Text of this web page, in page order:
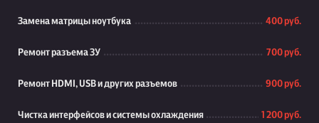
Замена матрицы ноутбука 400 руб.
Ремонт разъема ЗУ 700 руб.
Ремонт HDMI, USB и других разъемов 900 руб.
Чистка интерфейсов и системы охлаждения 1 200 руб.